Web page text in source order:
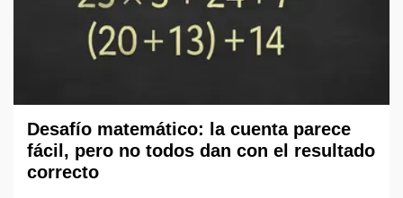
Desafío matemático: la cuenta parece
fácil, pero no todos dan con el resultado
correcto